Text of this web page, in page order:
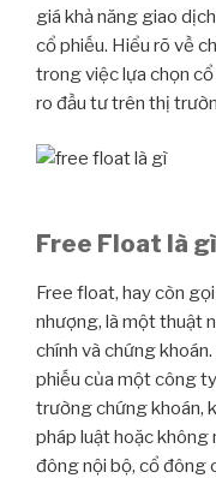
giá khả năng giao
cổ phiếu. Hiểu rõ về
trong việc lựa chọn
ro đầu tư trên thị
Free Float là
Free float, hay còn
nhượng, là một thuật
chính và chứng
phiếu của một công
trường chứng khoán,
pháp luật hoặc
đông nội bộ, cổ đông